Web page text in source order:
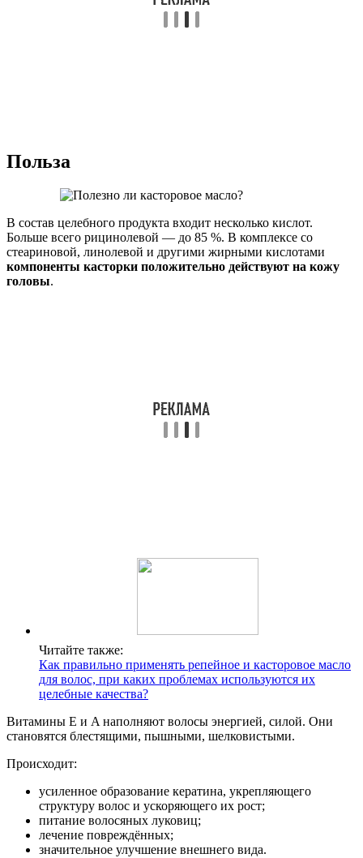
Польза
В состав целебного продукта входит несколько кислот.
Больше всего рицинолевой — до 85 %. В комплексе со
стеариновой, линолевой и другими жирными кислотами
компоненты касторки положительно действуют на кожу
головы.
Читайте также:
Как правильно применять репейное и касторовое масло
для волос, при каких проблемах используются их
целебные качества?
Витамины E и A наполняют волосы энергией, силой. Они
становятся блестящими, пышными, шелковистыми.
Происходит:
усиленное образование кератина, укрепляющего
структуру волос и ускоряющего их рост;
питание волосяных луковиц;
лечение повреждённых;
значительное улучшение внешнего вида.